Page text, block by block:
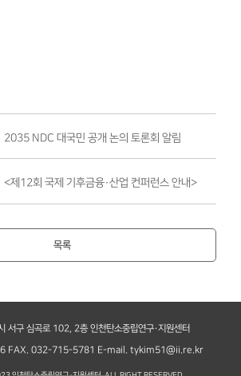
2035 NDC 대국민 공개 논의 토론회 알림
<제12회 국제 기후금융·산업 컨퍼런스 안내>
목록
서구 심곡로 102, 2층 인천탄소중립연구·지원센터
FAX. 032-715-5781 E-mail. tykim51@ii.re.kr